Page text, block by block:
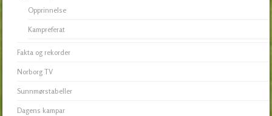
Opprinnelse
Kampreferat
Fakta og rekorder
Norborg TV
Sunnmørstabeller
Dagens kampar